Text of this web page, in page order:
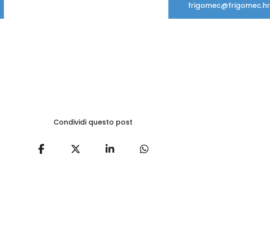
frigomec@frigomec.hr
Condividi questo post